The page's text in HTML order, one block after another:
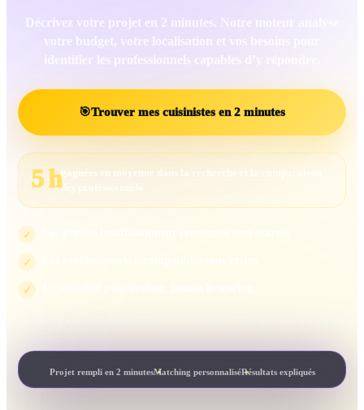
Décrivez votre projet en 2 minutes. Notre moteur analyse
votre budget, votre localisation et vos besoins pour
identifier les professionnels capables d’y répondre.
🎯Trouver mes cuisinistes en 2 minutes
5 hgagnées en moyenne dans la recherche et la comparaison
des professionnels
✓
✓
✓
Projet rempli en 2 minutesMatching personnaliséRésultats expliqués